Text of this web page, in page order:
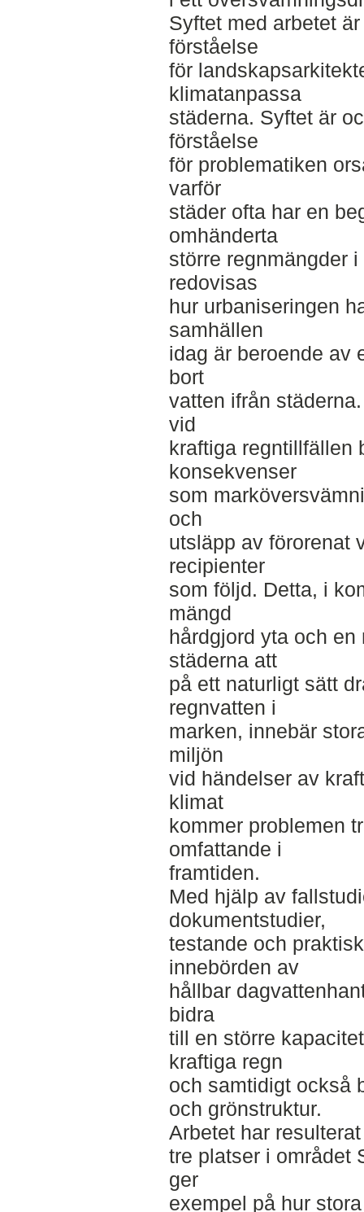
Syftet med arbetet
förståelse
för
klimatanpassa
städerna. Syftet är
förståelse
för problematiken
varför
städer ofta har en
omhänderta
större regnmängder
redovisas
hur urbaniseringen
samhällen
idag är beroende av
bort
vatten ifrån
vid
kraftiga regntillfällen
konsekvenser
som
och
utsläpp av förorenat
recipienter
som följd. Detta, i
mängd
hårdgjord yta och
städerna att
på ett naturligt sätt
regnvatten i
marken, innebär
miljön
vid händelser av
klimat
kommer problemen
omfattande i
framtiden.
Med hjälp av
dokumentstudier,
testande och
innebörden av
hållbar
bidra
till en större
kraftiga regn
och samtidigt också
och grönstruktur.
Arbetet har
tre platser i området
ger
exempel på hur